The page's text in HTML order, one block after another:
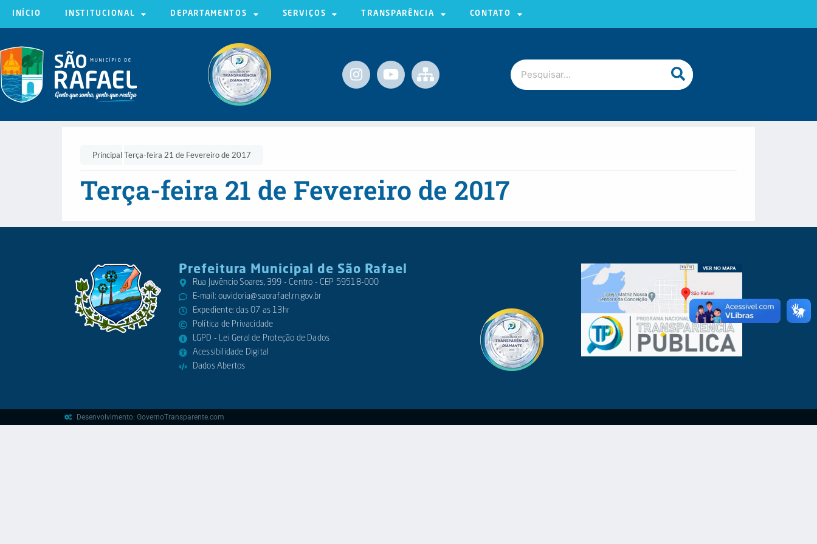
INÍCIO INSTITUCIONAL DEPARTAMENTOS SERVIÇOS TRANSPARÊNCIA CONTATO
PrincipalTerça-feira 21 de Fevereiro de 2017
Terça-feira 21 de Fevereiro de 2017
Prefeitura Municipal de São Rafael
Rua Juvêncio Soares, 399 - Centro - CEP 59518-000
E-mail: ouvidoria@saorafael.rn.gov.br
Expediente: das 07 as 13hr
Política de Privacidade
LGPD - Lei Geral de Proteção de Dados
Acessibilidade Digital
Dados Abertos
Desenvolvimento: GovernoTransparente.com